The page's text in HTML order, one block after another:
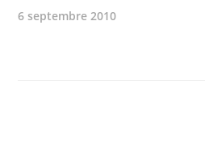
6 septembre 2010